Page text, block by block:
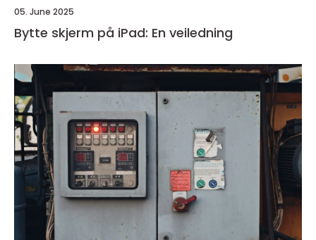
05. June 2025
Bytte skjerm på iPad: En veiledning